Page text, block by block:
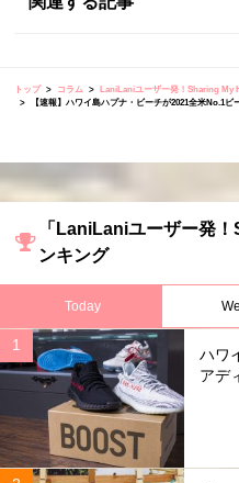
トップ コラム
LaniLaniユーザー発！Sharing My
【速報】ハワイ島ハプナ・ビーチが2021全米No.1ビ
「LaniLaniユーザー発
ンキング
Today
ハワ
アデ